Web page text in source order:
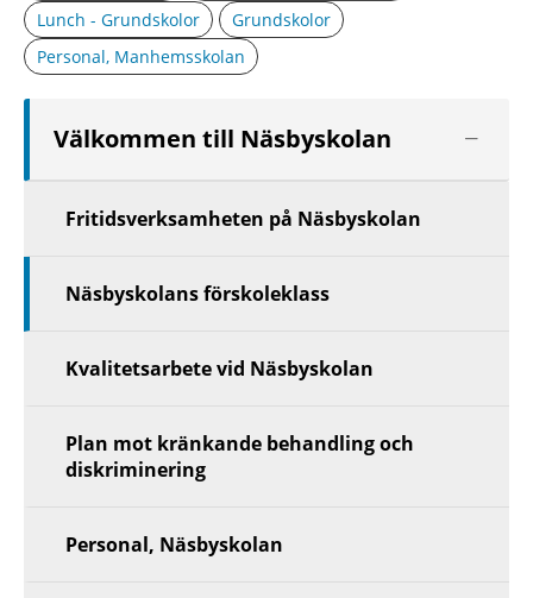
Lunch - Grundskolor
Grundskolor
Personal, Manhemsskolan
Välkommen till Näsbyskolan
Fritidsverksamheten på Näsbyskolan
Näsbyskolans förskoleklass
Kvalitetsarbete vid Näsbyskolan
Plan mot kränkande behandling och
diskriminering
Personal, Näsbyskolan